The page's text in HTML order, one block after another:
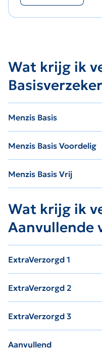
Wat krijg ik
Menzis Basis
Menzis Basis Voordelig
Menzis Basis Vrij
Wat krijg ik
Aanvullende
ExtraVerzorgd 1
ExtraVerzorgd 2
ExtraVerzorgd 3
Aanvullend